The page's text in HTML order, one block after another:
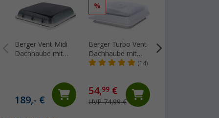
Berger Vent Midi
Dachhaube mit
Verdunkelungsrollo
189,- €
%
Berger Turbo Vent
Dachhaube mit
Ventilator und
transparent
(14)
54,99 €
UVP 74,99 €